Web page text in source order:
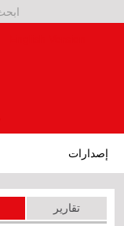
إصدارات
تقارير